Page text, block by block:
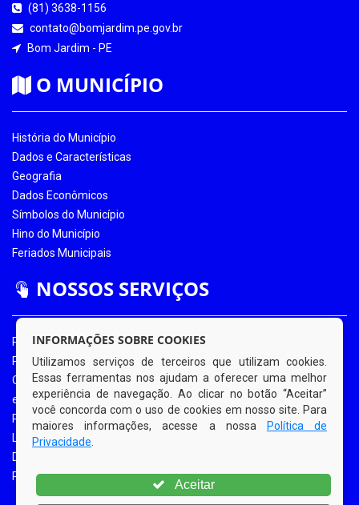
(81) 3638-1156
contato@bomjardim.pe.gov.br
Bom Jardim - PE
O MUNICÍPIO
História do Município
Dados e Características
Geografia
Dados Econômicos
Símbolos do Município
Hino do Município
Feriados Municipais
NOSSOS SERVIÇOS
Portal da Transparência
Portal da Transparência COVID-19
Ouvidoria Eletrônica
e-SIC
Processos de Licitação
Licitações em Andamento
Diário Oficial
Portal do Contribuinte
INFORMAÇÕES SOBRE COOKIES
Utilizamos serviços de terceiros que utilizam cookies.
Essas ferramentas nos ajudam a oferecer uma melhor
experiência de navegação. Ao clicar no botão “Aceitar”
você concorda com o uso de cookies em nosso site. Para
maiores informações, acesse a nossa
Política de
Privacidade
Aceitar